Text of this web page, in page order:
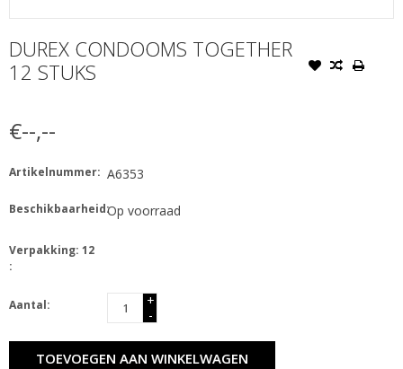
DUREX CONDOOMS TOGETHER
12 STUKS
€--,--
Artikelnummer: A6353
Beschikbaarheid:Op voorraad
Verpakking: 12
:
Aantal:
+
-
TOEVOEGEN AAN WINKELWAGEN